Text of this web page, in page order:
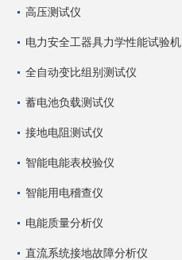
高压测试仪
电力安全工器具力学性能试验机
全自动变比组别测试仪
蓄电池负载测试仪
接地电阻测试仪
智能电能表校验仪
智能用电稽查仪
电能质量分析仪
直流系统接地故障分析仪